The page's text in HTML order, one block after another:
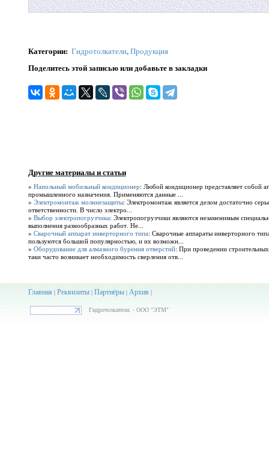
Категории: Гидротолкатели,Продукция
Поделитесь этой записью или добавьте в закладки
Другие материалы и статьи
» Напольный мобильный кондиционер: Любой кондиционер представляет собой
промышленного назначения. Применяются данные ...
» Электромонтаж молниезащиты: Электромонтаж является делом достаточно
ответственности. В число электро...
» Выбор электропогрузчика: Электропогрузчики являются незаменимым
выполнения разнообразных работ. Не...
» Сварочный аппарат инверторного типа: Сварочные аппараты инверторного
пользуются большой популярностью, и их возможн...
» Оборудование для алмазного бурения отверстий: При проведении
таки часто возникает необходимость сверления отв...
Главная| Реквизиты| Партнёры| Архив|
Гидротолкатели. - ООО "ЭТМ"